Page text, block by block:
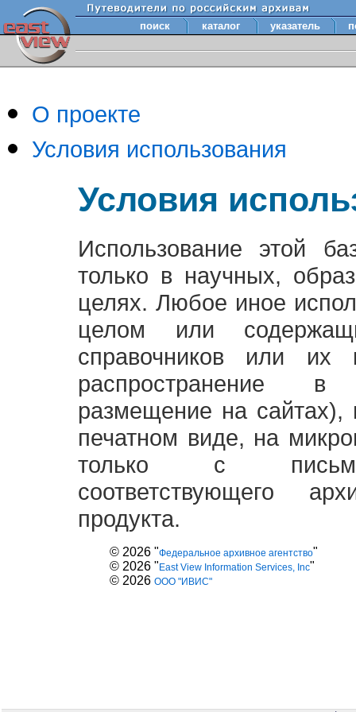
поиск каталог указатель
О проекте
Условия использования
Условия
Использование этой
только в научных,
целях. Любое иное
целом или
справочников или их
распространение
размещение на
печатном виде, на
только с
соответствующего
продукта.
© 2026 "Федеральное архивное агентство"
© 2026 " East View Information Services, Inc"
© 2026 ООО "ИВИС"